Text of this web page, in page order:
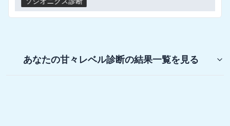
あなたの甘々レベル診断の結果一覧を見る